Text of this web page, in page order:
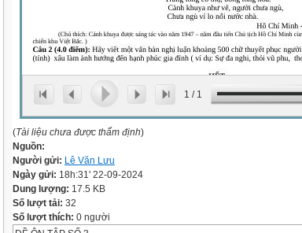
1 / 1
(Tài liệu chưa được thẩm định)
Nguồn:
Người gửi: Lê Văn Lưu
Ngày gửi: 18h:31' 22-09-2024
Dung lượng: 17.5 KB
Số lượt tải: 32
Số lượt thích: 0 người